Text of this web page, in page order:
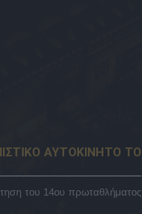
ΑΥΤΟΚΙΝΗΤΟ ΤΟ
του 14ου πρωταθλήματος